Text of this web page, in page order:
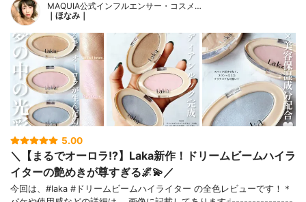
MAQUIA公式インフルエンサー・コスメ…
｜ほなみ｜
5.00
＼【まるでオーロラ!?】Laka新作！ドリームビームハイラ
イターの艶めきが尊すぎる🌌💫／
今回は、#laka #ドリームビームハイライター の全色レビューです！＊